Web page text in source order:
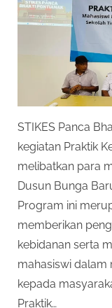
STIKES Panca
kegiatan Praktik
melibatkan para
Dusun Bunga
Program ini
memberikan
kebidanan serta
mahasiswi dalam
kepada
Praktik…